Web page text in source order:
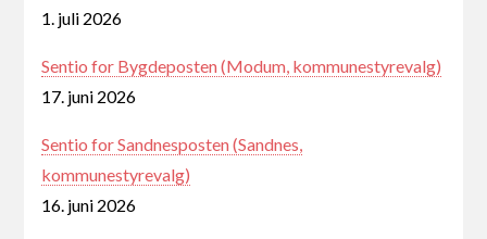
1. juli 2026
Sentio for Bygdeposten (Modum, kommunestyrevalg)
17. juni 2026
Sentio for Sandnesposten (Sandnes,
kommunestyrevalg)
16. juni 2026